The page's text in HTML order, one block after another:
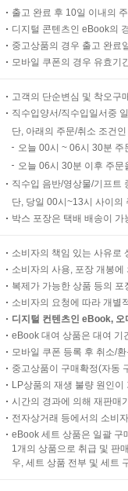
출고 완료 후 10일 이내의
디지털 콘텐츠인 eBook의
중고상품의 경우 출고 완료
모바일 쿠폰의 경우 유효기
고객의 단순변심 및 착오구
직수입양서/직수입일서중
단, 아래의 주문/취소 조건
오늘 00시 ~ 06시 30분
오늘 06시 30분 이후 주
직수입 음반/영상물/기프트
단, 당일 00시~13시 사이의
박스 포장은 택배 배송이
소비자의 책임 있는 사유로
소비자의 사용, 포장 개봉
복제가 가능한 상품 등의
소비자의 요청에 따라 개별
디지털 컨텐츠인 eBook,
eBook 대여 상품은 대여 기
모바일 쿠폰 등록 후 취소/
중고상품이 구매확정(자동
LP상품의 재생 불량 원인
시간의 경과에 의해 재판매
전자상거래 등에서의 소비
eBook 세트 상품은 일괄 구
1개의 상품으로 취급 및 판
우, 세트 상품 전부 및 세트